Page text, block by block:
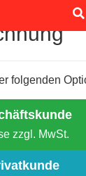
0781 9399888-
(Rahmen)
Ihnen ein
notwendig,
welche Cookies
erlauben
folgenden
zzgl. MwSt.